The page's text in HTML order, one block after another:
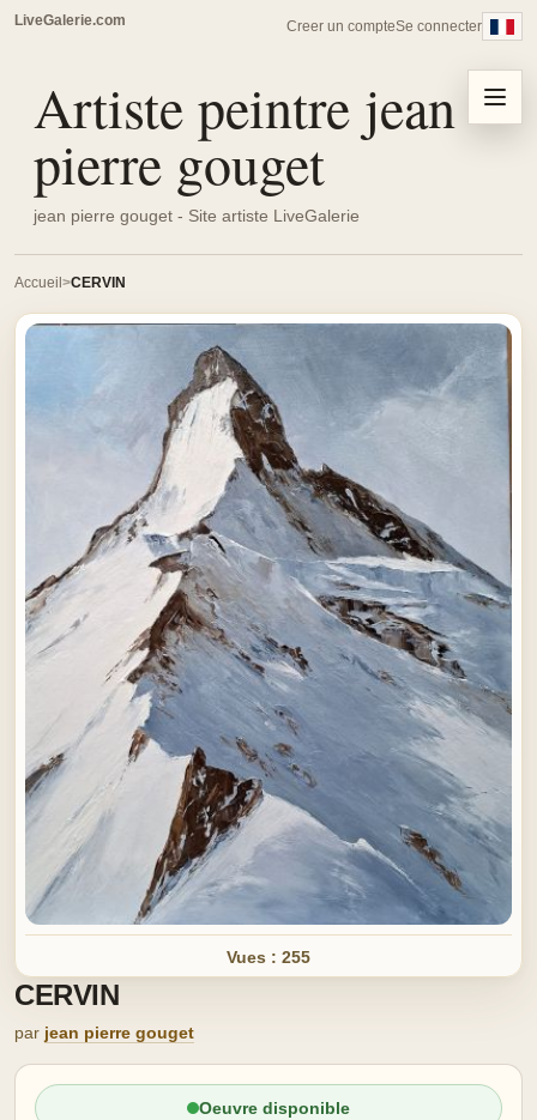
LiveGalerie.com Creer un compteSe connecter
Artiste peintre jean
pierre gouget
jean pierre gouget - Site artiste LiveGalerie
Menu
Accueil CERVIN
Vues : 255
CERVIN
par jean pierre gouget
Oeuvre disponible